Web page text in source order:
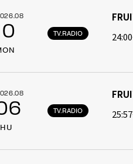
TV.RADIO
TV.RADIO